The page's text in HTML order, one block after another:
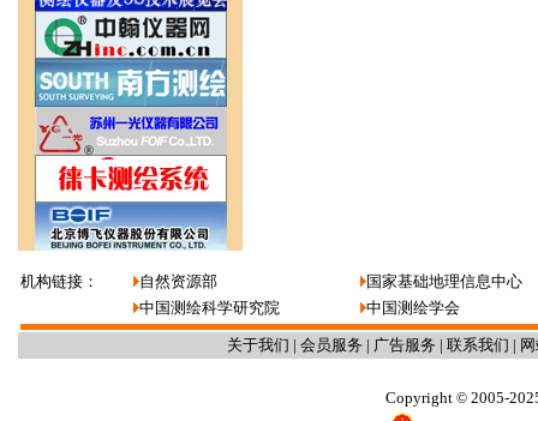
机构链接： 自然资源部
国家基础地理信息中心
中国测绘科学研究院
中国测绘学会
关于我们 | 会员服务 | 广告服务 | 联系我们 |
Copyright © 2005-